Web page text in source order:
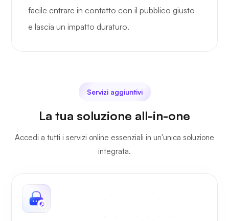
facile entrare in contatto con il pubblico giusto
e lascia un impatto duraturo.
Servizi aggiuntivi
La tua soluzione all-in-one
Accedi a tutti i servizi online essenziali in un'unica soluzione
integrata.